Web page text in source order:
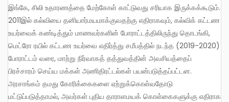
இங்கே, சிலி உதாரணத்தை மேற்கோள் காட்டுவது சரியாக இருக்கக்கூடும்.
2011இல் கல்வியை தனியார்மயமாக்குவதற்கு எதிராகவும், கல்விக் கட்டண
உயர்வைக் கண்டித்தும் மாணவர்களின் போராட்டத்திலிருந்து தொடங்கி,
மெட்ரோ ரயில் கட்டண உயர்வை எதிர்த்து சமீபத்தில் நடந்த (2019-2020)
போராட்டம் வரை, மாற்று நிர்வாகத் தத்துவத்தின் அவசியத்தைப்
பிரச்சாரம் செய்ய மக்கள் அணிதிரட்டல்கள் பயன்படுத்தப்பட்டன.
அரசாங்கம் தமது கோரிக்கைகளை ஏற்றுக்கொள்வதோடு
மட்டுப்படுத்தாமல், அவர்கள் புதிய தாராளமயக் கொள்கைகளுக்கு எதிராக